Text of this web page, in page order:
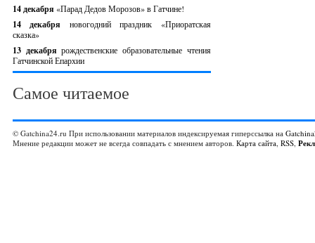
14 декабря «Парад Дедов Морозов» в Гатчине!
14 декабря новогодний праздник «Приоратская
сказка»
13 декабрярождественские образовательные чтения
Гатчинской Епархии
Самое читаемое
© Gatchina24.ru При использовании материалов индексируемая гиперссылка на
Мнение редакции может не всегда совпадать с мнением авторов. Карта сайта, RSS,